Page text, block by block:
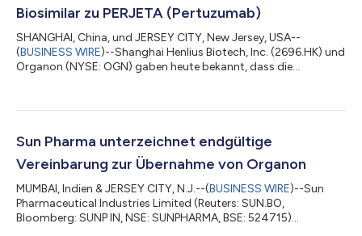
Biosimilar zu PERJETA (Pertuzumab)
SHANGHAI, China, und JERSEY CITY, New Jersey, USA--
(BUSINESS WIRE)--Shanghai Henlius Biotech, Inc. (2696.HK) und
Organon (NYSE: OGN) gaben heute bekannt, dass die
Verabreichung erteilt hat. Damit ist POHERDY das erste und
(Pertuzumab) für alle Indikationen des Referenzprodukts.1 „Als
erstes und derzeit einziges Pertuzumab-Biosimilar in Europa...
Sun Pharma unterzeichnet endgültige
Vereinbarung zur Übernahme von Organon
MUMBAI, Indien & JERSEY CITY, N.J.--(BUSINESS WIRE)--Sun
Pharmaceutical Industries Limited (Reuters: SUN.BO,
Bloomberg: SUNP IN, NSE: SUNPHARMA, BSE: 524715)